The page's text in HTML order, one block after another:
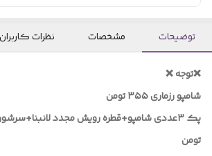
توضیحات مشخصات نظرات کاربران
❌️توجه ❌️
شامپو رزماری ۳۵۵ تومن
تومن